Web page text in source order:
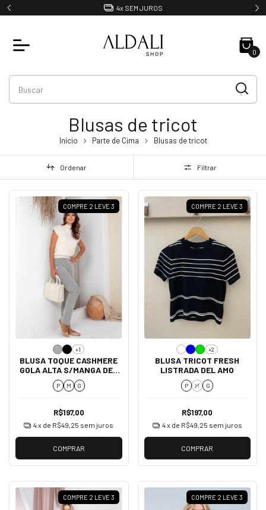
4x SEM JUROS
0
Blusas de tricot
Início Parte de Cima Blusas de tricot
Ordenar Filtrar
COMPRE 2 LEVE 3
+1
BLUSA TOQUE CASHMERE
GOLA ALTA S/MANGA DEL
AMO
P M G
R$197,00
4x de R$49,25 sem juros
COMPRAR
COMPRE 2 LEVE 3
+2
BLUSA TRICOT FRESH
LISTRADA DEL AMO
P M G
R$197,00
4x de R$49,25 sem juros
COMPRAR
COMPRE 2 LEVE 3 COMPRE 2 LEVE 3